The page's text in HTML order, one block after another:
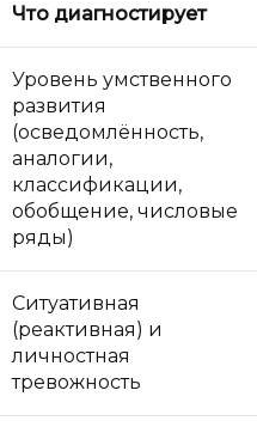
Что диагностирует
Уровень умственного
развития
(осведомлённость,
аналогии,
классификации,
обобщение, числовые
ряды)
Ситуативная
(реактивная) и
личностная
тревожность